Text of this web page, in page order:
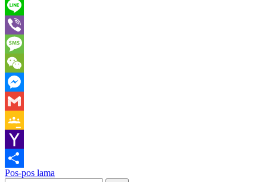
WhatsApp
Line
Viber
Message
WeChat
Messenger
Gmail
Google
Classroom
Yahoo
Mail
Share
Navigasi
Pos-pos lama